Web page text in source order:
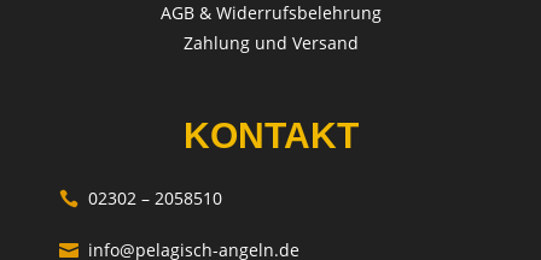
AGB & Widerrufsbelehrung
Zahlung und Versand
KONTAKT
 02302 – 2058510
 info@pelagisch-angeln.de